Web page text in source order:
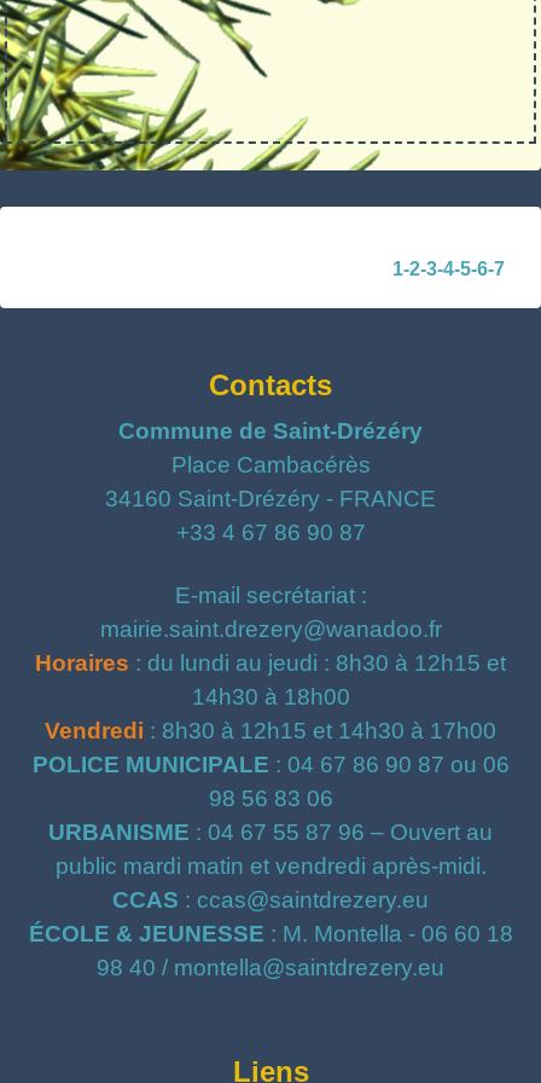
1-2-3-4-5-6-7
Contacts
Commune de Saint-Drézéry
Place Cambacérès
34160 Saint-Drézéry - FRANCE
+33 4 67 86 90 87
E-mail secrétariat :
mairie.saint.drezery@wanadoo.fr
Horaires : du lundi au jeudi : 8h30 à 12h15 et
14h30 à 18h00
Vendredi : 8h30 à 12h15 et 14h30 à 17h00
POLICE MUNICIPALE : 04 67 86 90 87 ou 06
98 56 83 06
URBANISME : 04 67 55 87 96 – Ouvert au
public mardi matin et vendredi après-midi.
CCAS : ccas@saintdrezery.eu
ÉCOLE & JEUNESSE : M. Montella - 06 60 18
98 40 / montella@saintdrezery.eu
Liens